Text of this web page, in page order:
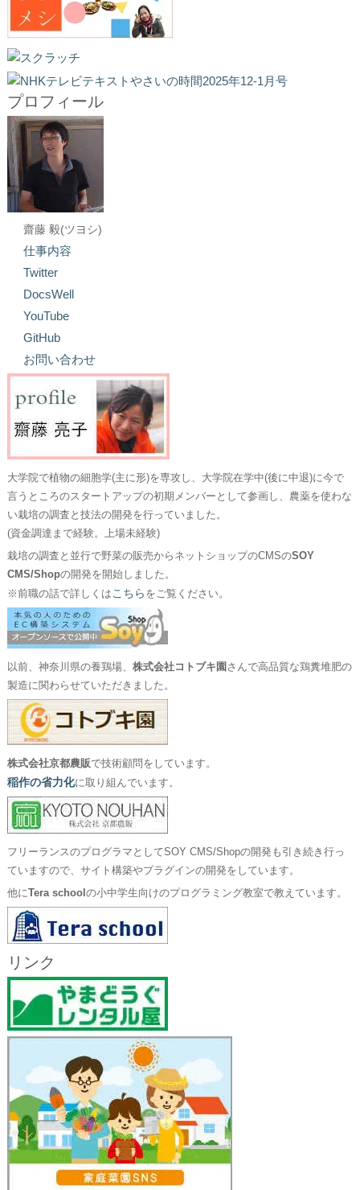
プロフィール
齋藤 毅(ツヨシ)
仕事内容
Twitter
DocsWell
YouTube
GitHub
お問い合わせ
大学院で植物の細胞学(主に形)を専攻し、大学院在学中(後に中退)に今で
言うところのスタートアップの初期メンバーとして参画し、農薬を使わな
い栽培の調査と技法の開発を行っていました。
(資金調達まで経験。上場未経験)
栽培の調査と並行で野菜の販売からネットショップのCMSのSOY
CMS/Shopの開発を開始しました。
※前職の話で詳しくはこちら をご覧ください。
以前、神奈川県の養鶏場、 株式会社コトブキ園 さんで高品質な鶏糞堆肥の
製造に関わらせていただきました。
株式会社京都農販で技術顧問をしています。
稲作の省力化に取り組んでいます。
フリーランスのプログラマとしてSOY CMS/Shopの開発も引き続き行っ
ていますので、サイト構築やプラグインの開発をしています。
他にTera school の小中学生向けのプログラミング教室で教えています。
リンク